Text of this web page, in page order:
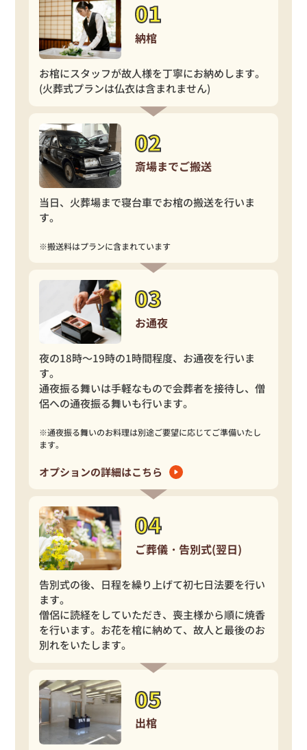
納棺
お棺にスタッフが故人様を丁寧にお納めします。
(火葬式プランは仏衣は含まれません)
斎場までご搬送
当日、火葬場まで寝台車でお棺の搬送を行いま
す。
※搬送料はプランに含まれています
お通夜
夜の18時～19時の1時間程度、お通夜を行いま
す。
通夜振る舞いは手軽なもので会葬者を接待し、僧
侶への通夜振る舞いも行います。
※通夜振る舞いのお料理は別途ご要望に応じてご準備いたし
ます。
オプションの詳細はこちら
ご葬儀・告別式(翌日)
告別式の後、日程を繰り上げて初七日法要を行い
ます。
僧侶に読経をしていただき、喪主様から順に焼香
を行います。お花を棺に納めて、故人と最後のお
別れをいたします。
出棺